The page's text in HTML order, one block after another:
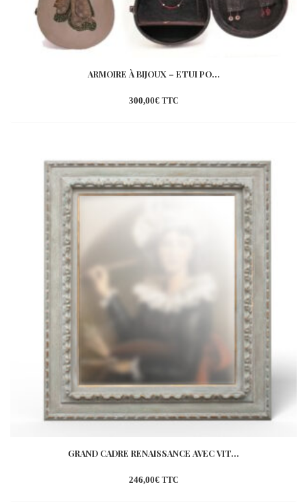
ARMOIRE À BIJOUX – ETUI PO...
300,00€ TTC
wishlist
GRAND CADRE RENAISSANCE AVEC VIT...
246,00€ TTC